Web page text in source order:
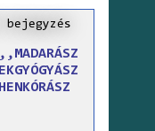
bejegyzés